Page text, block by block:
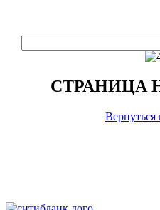
СТРАНИЦА
Вернуться